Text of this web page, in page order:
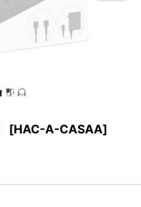
[HAC-A-CASAA]